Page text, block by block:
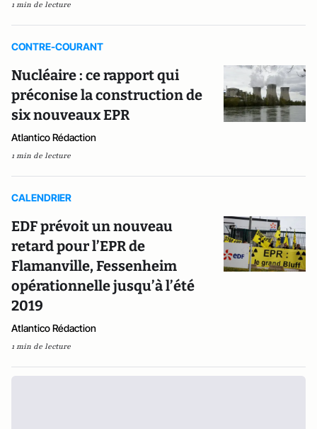
1 min de lecture
CONTRE-COURANT
Nucléaire : ce rapport qui
préconise la construction de
six nouveaux EPR
Atlantico Rédaction
1 min de lecture
CALENDRIER
EDF prévoit un nouveau
retard pour l’EPR de
Flamanville, Fessenheim
opérationnelle jusqu’à l’été
2019
Atlantico Rédaction
1 min de lecture